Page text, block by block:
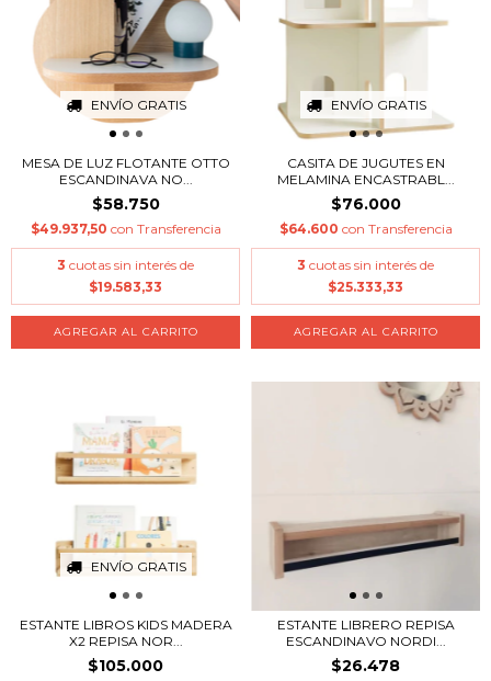
ENVÍO GRATIS
MESA DE LUZ FLOTANTE OTTO
ESCANDINAVA NO...
$58.750
$49.937,50 con Transferencia
3 cuotas sin interés de
$19.583,33
AGREGAR AL CARRITO
ENVÍO GRATIS
CASITA DE JUGUTES EN
MELAMINA ENCASTRABL...
$76.000
$64.600 con Transferencia
3 cuotas sin interés de
$25.333,33
AGREGAR AL CARRITO
ENVÍO GRATIS
ESTANTE LIBROS KIDS MADERA
X2 REPISA NOR...
$105.000
ESTANTE LIBRERO REPISA
ESCANDINAVO NORDI...
$26.478